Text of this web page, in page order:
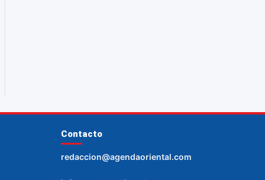
Contacto
redaccion@agendaoriental.com